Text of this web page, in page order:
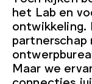
het Lab en
ontwikkeling.
Maar we